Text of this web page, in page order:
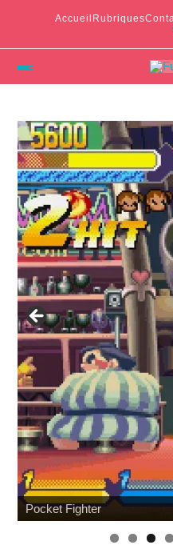
Accueil Rubriques
Hommage à Sam Neill